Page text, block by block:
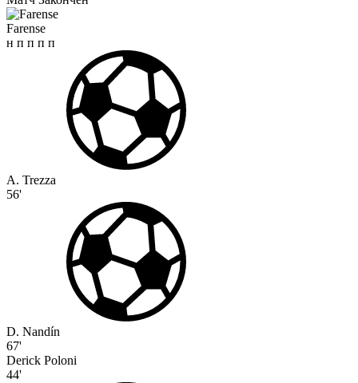
Farense
н п п п п
A. Trezza
56'
D. Nandín
67'
Derick Poloni
44'